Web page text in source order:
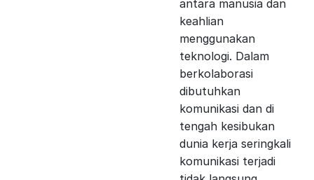
antara manusia dan
keahlian
menggunakan
teknologi. Dalam
berkolaborasi
dibutuhkan
komunikasi dan di
tengah kesibukan
dunia kerja seringkali
komunikasi terjadi